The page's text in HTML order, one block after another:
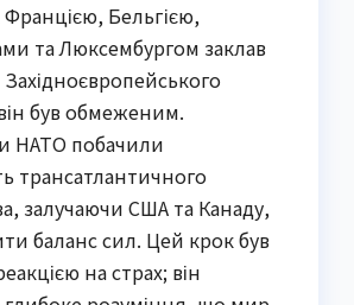
Бельгією,
та Люксембургом заклав
був обмеженим.
НАТО побачили
трансатлантичного
залучаючи США та Канаду,
баланс сил. Цей крок був
на страх; він